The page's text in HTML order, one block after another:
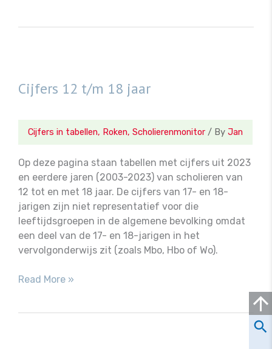
Cijfers 12 t/m 18 jaar
Cijfers in tabellen, Roken, Scholierenmonitor / By Jan
Op deze pagina staan tabellen met cijfers uit 2023
en eerdere jaren (2003-2023) van scholieren van
12 tot en met 18 jaar. De cijfers van 17- en 18-
jarigen zijn niet representatief voor die
leeftijdsgroepen in de algemene bevolking omdat
een deel van de 17- en 18-jarigen in het
vervolgonderwijs zit (zoals Mbo, Hbo of Wo).
Cijfers
Read More »